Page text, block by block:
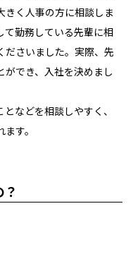
く人事の方に相談しま
て勤務している先輩に相
ださいました。実際、先
でき、入社を決めまし
などを相談しやすく、
す。